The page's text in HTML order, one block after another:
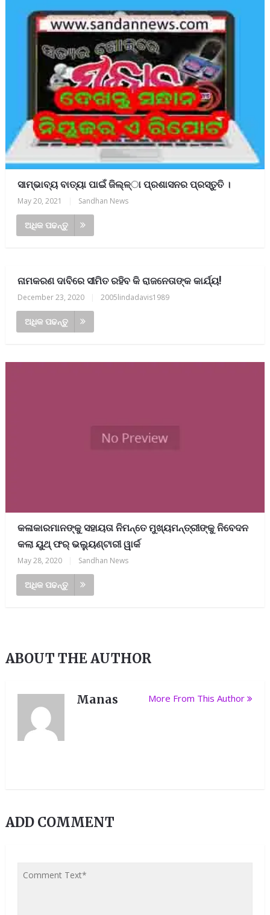
ସାମ୍ଭାବ୍ୟ ବାତ୍ୟା ପାଇଁ ଜିଲ୍ଳ୍ା ପ୍ରଶାସନର ପ୍ରସ୍ତୁତି ।
May 20, 2021 Sandhan News
ଅଧିକ ପଢନ୍ତୁ
ନାମକରଣ ଦାବିରେ ସୀମିତ ରହିବ କି ରାଜନେତାଙ୍କ କାର୍ଯ୍ୟ!
December 23, 2020 2005lindadavis1989
ଅଧିକ ପଢନ୍ତୁ
କଳାକାରମାନଙ୍କୁ ସହାୟତା ନିମନ୍ତେ ମୁଖ୍ୟମନ୍ତ୍ରୀଙ୍କୁ ନିବେଦନ
କଲା ୟୁଥ୍ ଫର୍ ଭଲ୍ୟୁଣ୍ଟାରୀ ୱାର୍କ
May 28, 2020 Sandhan News
ଅଧିକ ପଢନ୍ତୁ
ABOUT THE AUTHOR
Manas More From This Author
ADD COMMENT